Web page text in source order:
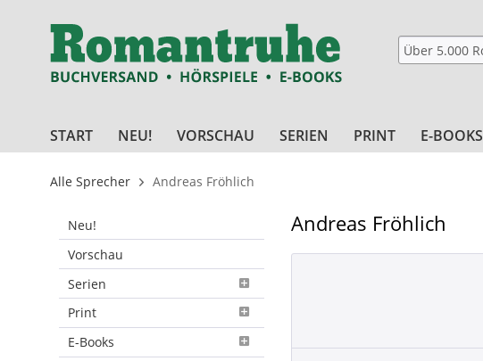
START NEU! VORSCHAU SERIEN PRINT E-BOOKS
Alle Sprecher Andreas Fröhlich
Neu!
Vorschau
Serien
Print
E-Books
Andreas Fröhlich